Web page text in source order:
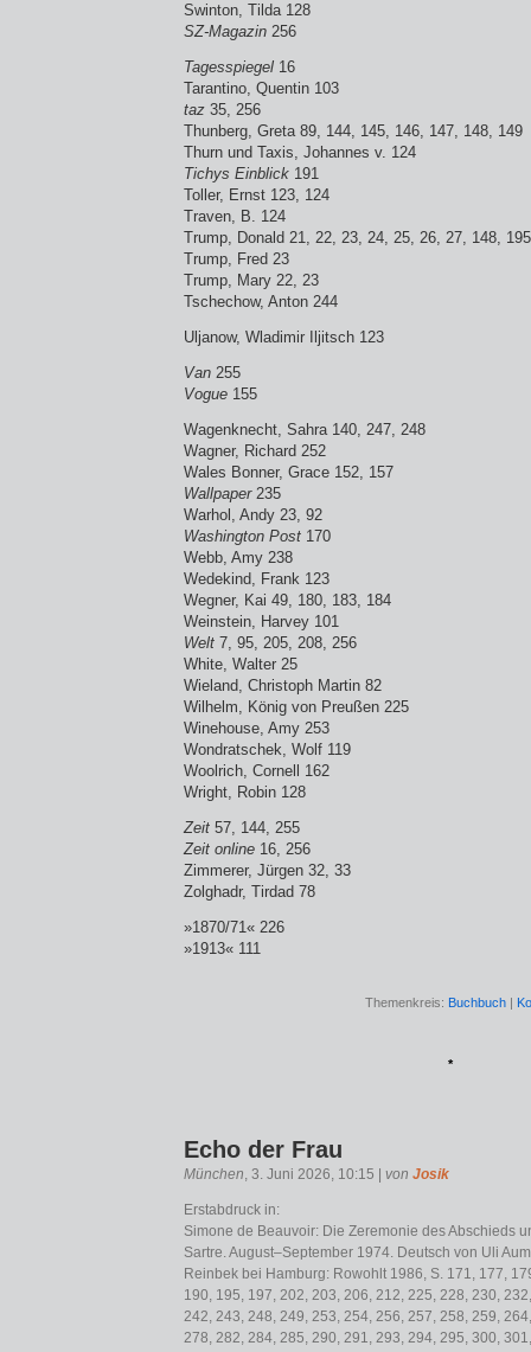
Swinton, Tilda 128
SZ-Magazin 256
Tagesspiegel 16
Tarantino, Quentin 103
taz 35, 256
Thunberg, Greta 89, 144, 145, 146, 147, 148, 149
Thurn und Taxis, Johannes v. 124
Tichys Einblick 191
Toller, Ernst 123, 124
Traven, B. 124
Trump, Donald 21, 22, 23, 24, 25, 26, 27, 148,
Trump, Fred 23
Trump, Mary 22, 23
Tschechow, Anton 244
Uljanow, Wladimir Iljitsch 123
Van 255
Vogue 155
Wagenknecht, Sahra 140, 247, 248
Wagner, Richard 252
Wales Bonner, Grace 152, 157
Wallpaper235
Warhol, Andy 23, 92
Washington Post 170
Webb, Amy 238
Wedekind, Frank 123
Wegner, Kai 49, 180, 183, 184
Weinstein, Harvey 101
Welt 7, 95, 205, 208, 256
White, Walter 25
Wieland, Christoph Martin 82
Wilhelm, König von Preußen 225
Winehouse, Amy 253
Wondratschek, Wolf 119
Woolrich, Cornell 162
Wright, Robin 128
Zeit 57, 144, 255
Zeit online 16, 256
Zimmerer, Jürgen 32, 33
Zolghadr, Tirdad 78
»1870/71« 226
»1913« 111
Themenkreis: Buchbuch |
*
Echo der Frau
München, 3. Juni 2026, 10:15 | von Josik
Erstabdruck in:
Simone de Beauvoir: Die Zeremonie des Abschieds
Sartre. August–September 1974. Deutsch von Uli
Reinbek bei Hamburg: Rowohlt 1986, S. 171, 177,
190, 195, 197, 202, 203, 206, 212, 225, 228, 230,
242, 243, 248, 249, 253, 254, 256, 257, 258, 259,
278, 282, 284, 285, 290, 291, 293, 294, 295, 300,